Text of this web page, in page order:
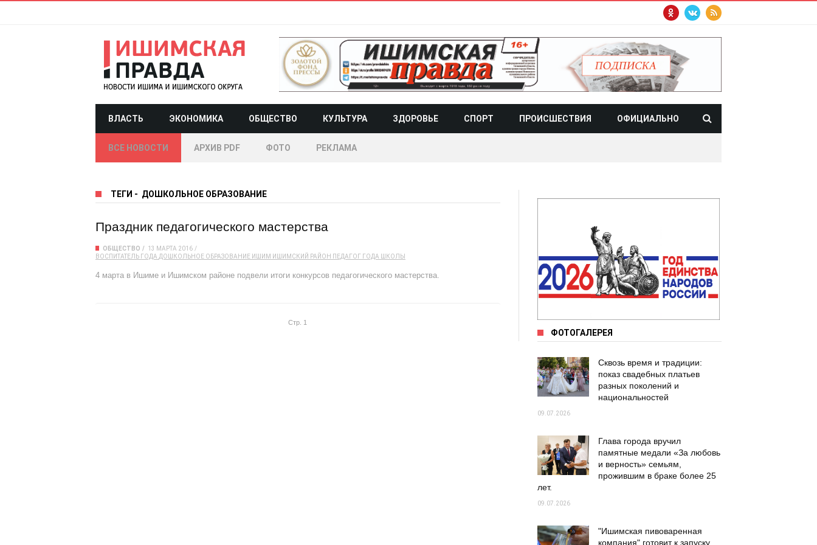
ВЛАСТЬ ЭКОНОМИКА ОБЩЕСТВО КУЛЬТУРА ЗДОРОВЬЕ СПОРТ ПРОИСШЕСТВИЯ ОФИЦИАЛЬНО
ВСЕ НОВОСТИ АРХИВ PDF ФОТО РЕКЛАМА
ТЕГИ - ДОШКОЛЬНОЕ ОБРАЗОВАНИЕ
Праздник педагогического мастерства
ОБЩЕСТВО
13 МАРТА 2016
ВОСПИТАТЕЛЬ ГОДА ДОШКОЛЬНОЕ ОБРАЗОВАНИЕ ИШИМ ИШИМСКИЙ РАЙОН ПЕДАГОГ ГОДА ШКОЛЫ
4 марта в Ишиме и Ишимском районе подвели итоги конкурсов педагогического мастерства.
Стр. 1
ФОТОГАЛЕРЕЯ
Сквозь время и традиции:
показ свадебных платьев
разных поколений и
национальностей
09.07.2026
Глава города вручил
памятные медали «За любовь
и верность» семьям,
прожившим в браке более 25
лет.
09.07.2026
"Ишимская пивоваренная
компания" готовит к запуску